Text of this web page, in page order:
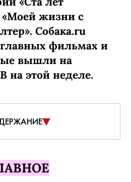
«Моей жизни с
Собака.ru
главных фильмах и
вышли на
на этой неделе.